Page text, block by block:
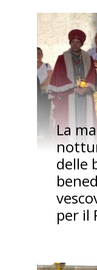
La
delle
per il